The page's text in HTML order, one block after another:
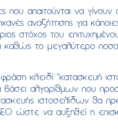
που απαιτούνται να
αναζήτησης για
στόχος του
καθώς το μεγαλύτερο
κλειδί ‘’κατασκευή
βάσει αλγορίθμων που
ιστοσελίδων θα
ώστε να αυξηθεί η